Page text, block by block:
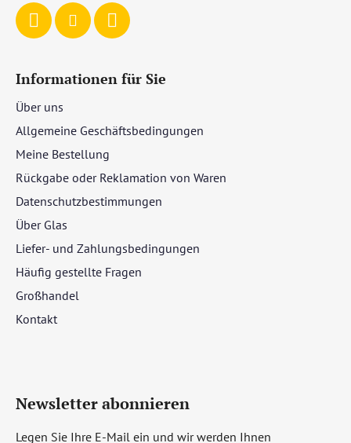
Informationen für Sie
Über uns
Allgemeine Geschäftsbedingungen
Meine Bestellung
Rückgabe oder Reklamation von Waren
Datenschutzbestimmungen
Über Glas
Liefer- und Zahlungsbedingungen
Häufig gestellte Fragen
Großhandel
Kontakt
Newsletter abonnieren
Legen Sie Ihre E-Mail ein und wir werden Ihnen